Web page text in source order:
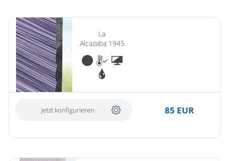
La
Alcazaba 1945
Jetzt konfigurieren 85 EUR